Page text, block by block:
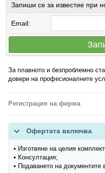
Запиши се за известие при
Email:
За плавното и безпроблемно
довери на професионалните
Регистрация на фирма
Офертата включва
• Изготвяне на целия
• Консултация;
• Подаването на документите